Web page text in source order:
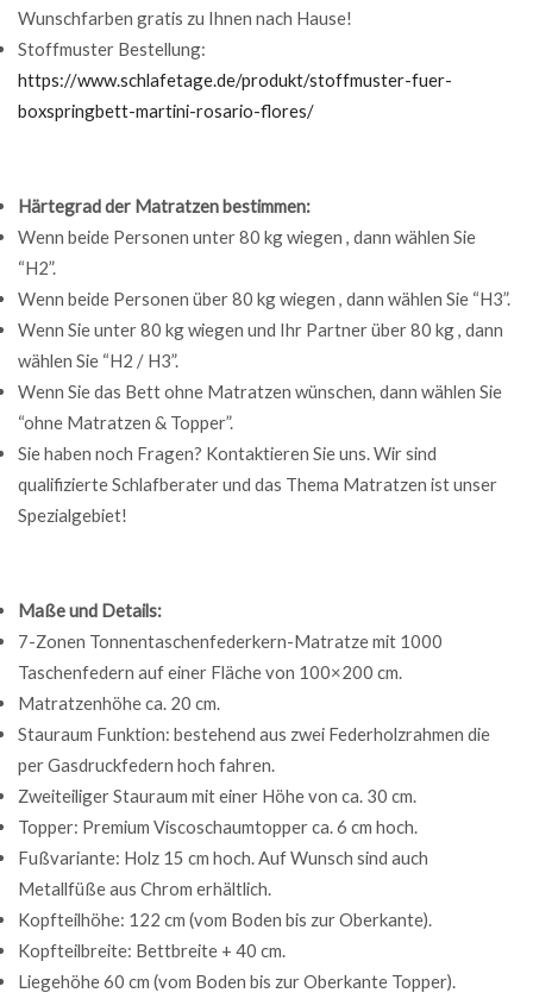
Wunschfarben gratis zu Ihnen nach Hause!
Stoffmuster Bestellung:
https://www.schlafetage.de/produkt/stoffmuster-fuer-
boxspringbett-martini-rosario-flores/
Härtegrad der Matratzen bestimmen:
Wenn beide Personen unter 80 kg wiegen , dann wählen Sie
“H2”.
Wenn beide Personen über 80 kg wiegen , dann wählen Sie “H3”.
Wenn Sie unter 80 kg wiegen und Ihr Partner über 80 kg , dann
wählen Sie “H2 / H3”.
Wenn Sie das Bett ohne Matratzen wünschen, dann wählen Sie
“ohne Matratzen & Topper”.
Sie haben noch Fragen? Kontaktieren Sie uns. Wir sind
qualifizierte Schlafberater und das Thema Matratzen ist unser
Spezialgebiet!
Maße und Details:
7-Zonen Tonnentaschenfederkern-Matratze mit 1000
Taschenfedern auf einer Fläche von 100×200 cm.
Matratzenhöhe ca. 20 cm.
Stauraum Funktion: bestehend aus zwei Federholzrahmen die
per Gasdruckfedern hoch fahren.
Zweiteiliger Stauraum mit einer Höhe von ca. 30 cm.
Topper: Premium Viscoschaumtopper ca. 6 cm hoch.
Fußvariante: Holz 15 cm hoch. Auf Wunsch sind auch
Metallfüße aus Chrom erhältlich.
Kopfteilhöhe: 122 cm (vom Boden bis zur Oberkante).
Kopfteilbreite: Bettbreite + 40 cm.
Liegehöhe 60 cm (vom Boden bis zur Oberkante Topper).